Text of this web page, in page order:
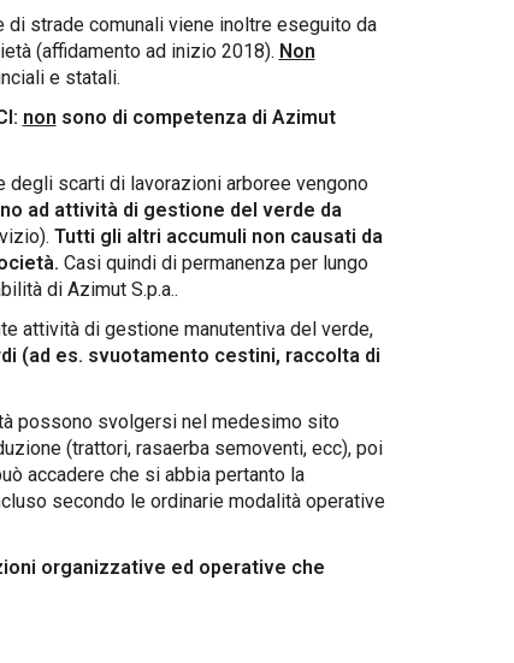
strade comunali viene inoltre eseguito da
(affidamento ad inizio 2018). Non
e statali.
non sono di competenza di Azimut
degli scarti di lavorazioni arboree vengono
ad attività di gestione del verde da
Tutti gli altri accumuli non causati da
Casi quindi di permanenza per lungo
di Azimut S.p.a..
attività di gestione manutentiva del verde,
(ad es. svuotamento cestini, raccolta di
possono svolgersi nel medesimo sito
(trattori, rasaerba semoventi, ecc), poi
accadere che si abbia pertanto la
secondo le ordinarie modalità operative
organizzative ed operative che